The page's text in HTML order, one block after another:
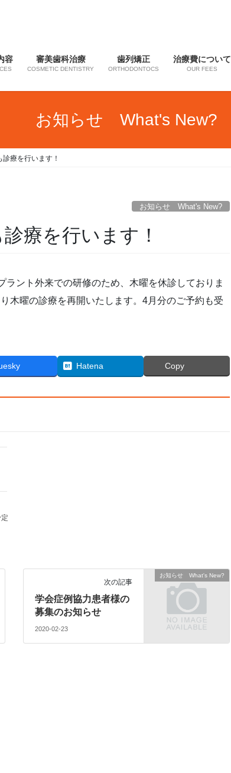
容 審美歯科治療
COSMETIC DENTISTRY
歯列矯正
ORTHODONTOCS
治療費について
OUR FEES
お知らせ What's New?
療を行います！
お知らせ What's New?
療を行います！
ント外来での研修のため、木曜を休診しておりま
木曜の診療を再開いたします。4月分のご予約も受
Hatena Copy
お知らせ What's New?
次の記事
学会症例協力患者様の
募集のお知らせ
2020-02-23